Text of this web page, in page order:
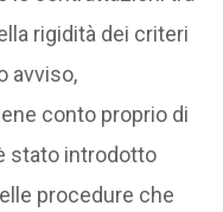
rigidità dei criteri
avviso,
conto proprio di
stato introdotto
procedure che